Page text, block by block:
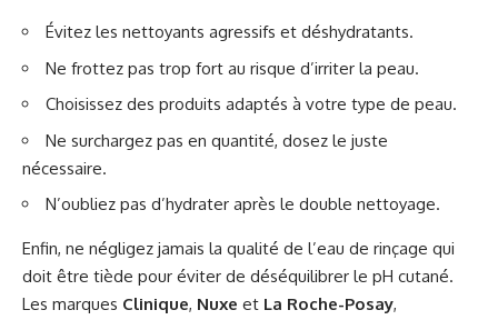
Évitez les nettoyants agressifs et déshydratants.
Ne frottez pas trop fort au risque d’irriter la peau.
Choisissez des produits adaptés à votre type de peau.
Ne surchargez pas en quantité, dosez le juste
nécessaire.
N’oubliez pas d’hydrater après le double nettoyage.
Enfin, ne négligez jamais la qualité de l’eau de rinçage qui
doit être tiède pour éviter de déséquilibrer le pH cutané.
Les marques Clinique, Nuxe et La Roche-Posay,